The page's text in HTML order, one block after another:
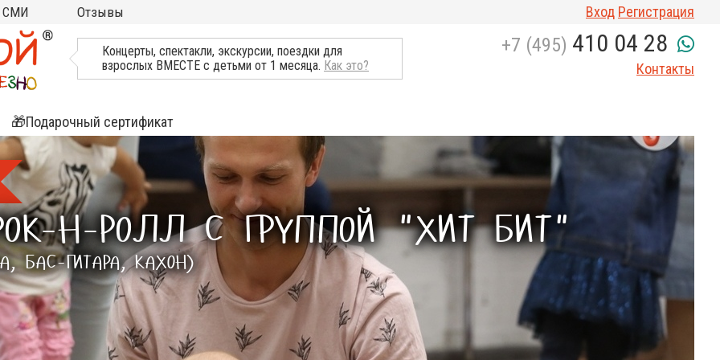
СМИ
ТВ, Пресса о нас
Отзывы Вход Регистрация
Концерты, спектакли, экскурсии, поездки для
взрослых ВМЕСТЕ с детьми от 1 месяца. Как это?
+7 (495) 410 04 28
Контакты
🎁Подарочный сертификат
Н-РОЛЛ С ГРУППОЙ "ХИТ БИТ"
БАС-ГИТАРА, КАХОН)